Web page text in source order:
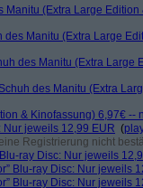
Manitu (Extra Large
des Manitu (Extra Large
des Manitu (Extra Large
des Manitu (Extra
& Kinofassung) 6,97€ --
Nur jeweils 12,99 EUR (
Registrierung nicht
ray Disc: Nur jeweils
Blu-ray Disc: Nur jeweils
Blu-ray Disc: Nur jeweils